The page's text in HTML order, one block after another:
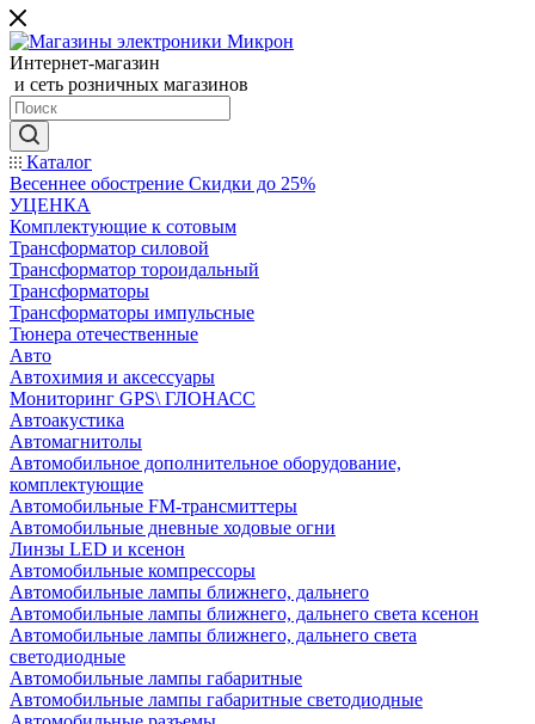
Интернет-магазин
и сеть розничных магазинов
Каталог
Весеннее обострение Скидки до 25%
УЦЕНКА
Комплектующие к сотовым
Трансформатор силовой
Трансформатор тороидальный
Трансформаторы
Трансформаторы импульсные
Тюнера отечественные
Авто
Автохимия и аксессуары
Мониторинг GPS\ ГЛОНАСС
Автоакустика
Автомагнитолы
Автомобильное дополнительное оборудование,
комплектующие
Автомобильные FM-трансмиттеры
Автомобильные дневные ходовые огни
Линзы LED и ксенон
Автомобильные компрессоры
Автомобильные лампы ближнего, дальнего
Автомобильные лампы ближнего, дальнего света ксенон
Автомобильные лампы ближнего, дальнего света
светодиодные
Автомобильные лампы габаритные
Автомобильные лампы габаритные светодиодные